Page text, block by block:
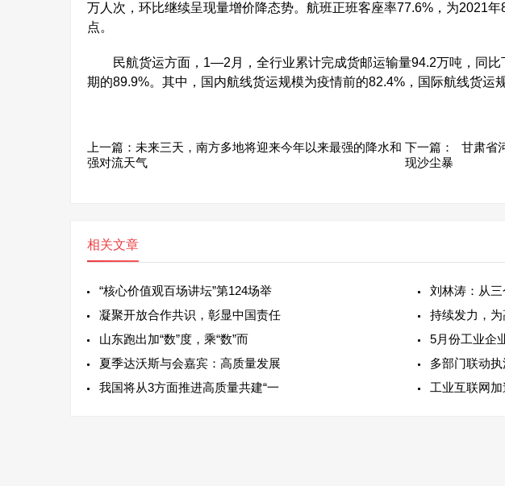
万人次，环比继续呈现量增价降态势。航班正班客座率77.6%，为2021
点。
民航货运方面，1—2月，全行业累计完成货邮运输量94.2万吨，同比
期的89.9%。其中，国内航线货运规模为疫情前的82.4%，国际航线货运
上一篇： 未来三天，南方多地将迎来今年以来最强的降水和
强对流天气
下一篇：
甘肃省
现沙尘暴
相关文章
“核心价值观百场讲坛”第124场举
刘林涛：从
凝聚开放合作共识，彰显中国责任
持续发力，
山东跑出加“数”度，乘“数”而
5月份工业企
夏季达沃斯与会嘉宾：高质量发展
多部门联动
我国将从3方面推进高质量共建“一
工业互联网加